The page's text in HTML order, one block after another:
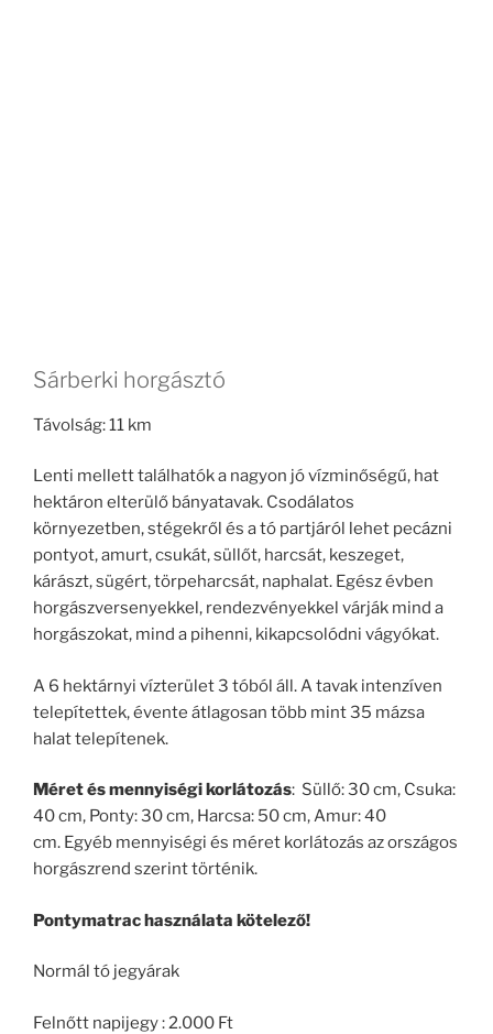
Sárberki horgásztó
Távolság: 11 km
Lenti mellett találhatók a nagyon jó vízminőségű, hat
hektáron elterülő bányatavak. Csodálatos
környezetben, stégekről és a tó partjáról lehet pecázni
pontyot, amurt, csukát, süllőt, harcsát, keszeget,
kárászt, sügért, törpeharcsát, naphalat. Egész évben
horgászversenyekkel, rendezvényekkel várják mind a
horgászokat, mind a pihenni, kikapcsolódni vágyókat.
A 6 hektárnyi vízterület 3 tóból áll. A tavak intenzíven
telepítettek, évente átlagosan több mint 35 mázsa
halat telepítenek.
Méret és mennyiségi korlátozás: Süllő: 30 cm, Csuka:
40 cm, Ponty: 30 cm, Harcsa: 50 cm, Amur: 40
cm. Egyéb mennyiségi és méret korlátozás az országos
horgászrend szerint történik.
Pontymatrac használata kötelező!
Normál tó jegyárak
Felnőtt napijegy : 2.000 Ft